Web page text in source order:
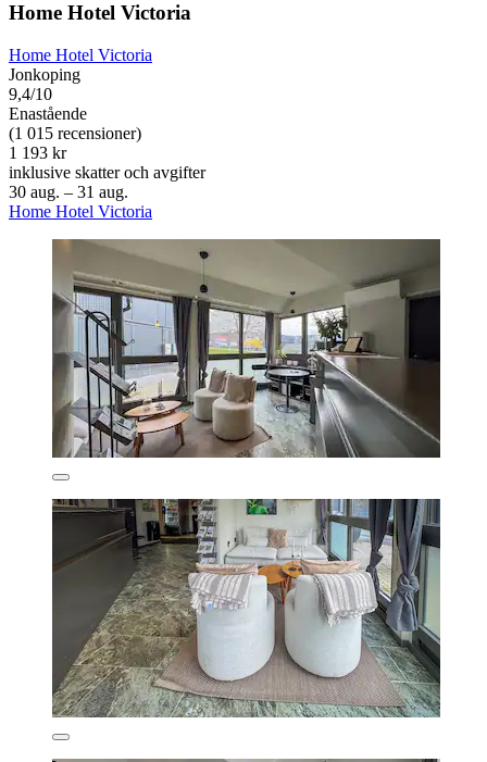
Home Hotel Victoria
Home Hotel Victoria
Jonkoping
9,4/10
Enastående
(1 015 recensioner)
1 193 kr
inklusive skatter och avgifter
30 aug. – 31 aug.
Home Hotel Victoria